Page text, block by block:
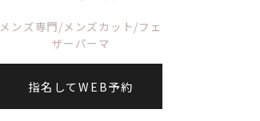
メンズ専門/メンズカット/フェ
ザーパーマ
指名してWEB予約